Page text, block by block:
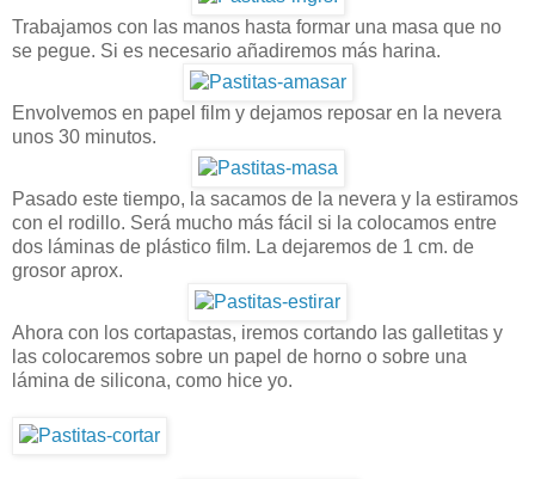
Trabajamos con las manos hasta formar una masa que no
se pegue. Si es necesario añadiremos más harina.
Envolvemos en papel film y dejamos reposar en la nevera
unos 30 minutos.
Pasado este tiempo, la sacamos de la nevera y la estiramos
con el rodillo. Será mucho más fácil si la colocamos entre
dos láminas de plástico film. La dejaremos de 1 cm. de
grosor aprox.
Ahora con los cortapastas, iremos cortando las galletitas y
las colocaremos sobre un papel de horno o sobre una
lámina de silicona, como hice yo.